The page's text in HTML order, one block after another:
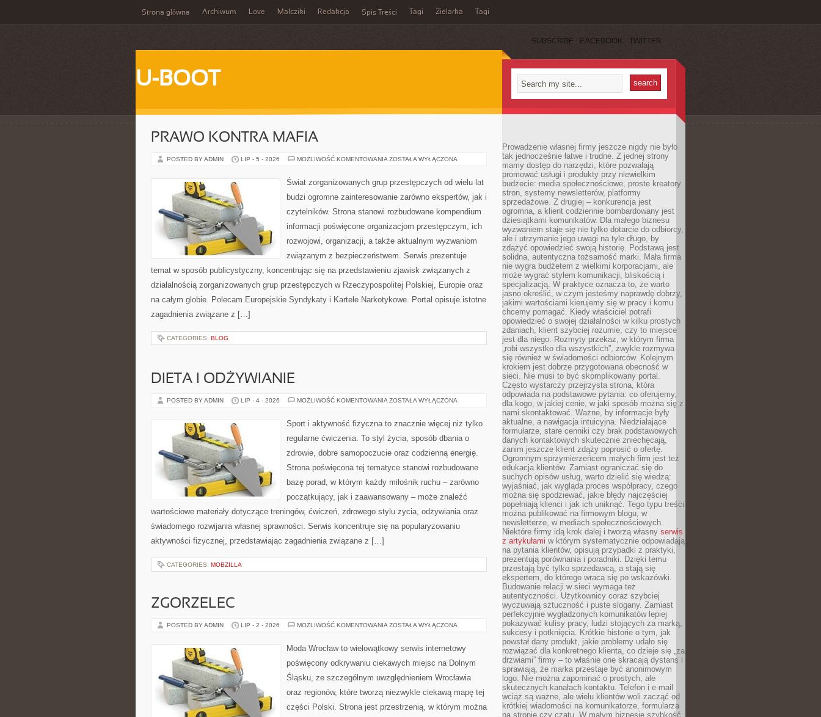
Strona główna Archiwum Love Malcziki Redakcja Spis Treści Tagi Zielarka Tagi
SUBSCRIBE FACEBOOK TWITTER
U-BOOT
PRAWO KONTRA MAFIA
POSTED BY ADMIN LIP - 5 - 2026 MOŻLIWOŚĆ KOMENTOWANIA PRAWO
ZOSTAŁA WYŁĄCZONA
Świat zorganizowanych grup przestępczych od wielu lat
budzi ogromne zainteresowanie zarówno ekspertów, jak i
czytelników. Strona stanowi rozbudowane kompendium
informacji poświęcone organizacjom przestępczym, ich
rozwojowi, organizacji, a także aktualnym wyzwaniom
związanym z bezpieczeństwem. Serwis prezentuje
temat w sposób publicystyczny, koncentrując się na przedstawieniu zjawisk związanych z
działalnością zorganizowanych grup przestępczych w Rzeczypospolitej Polskiej, Europie oraz
na całym globie. Polecam Europejskie Syndykaty i Kartele Narkotykowe. Portal opisuje istotne
zagadnienia związane z […]
CATEGORIES: BLOG
DIETA I ODŻYWIANIE
POSTED BY ADMIN LIP - 4 - 2026 MOŻLIWOŚĆ KOMENTOWANIA DIETA
ZOSTAŁA WYŁĄCZONA
Sport i aktywność fizyczna to znacznie więcej niż tylko
regularne ćwiczenia. To styl życia, sposób dbania o
zdrowie, dobre samopoczucie oraz codzienną energię.
Strona poświęcona tej tematyce stanowi rozbudowane
bazę porad, w którym każdy miłośnik ruchu – zarówno
początkujący, jak i zaawansowany – może znaleźć
wartościowe materiały dotyczące treningów, ćwiczeń, zdrowego stylu życia, odżywiania oraz
świadomego rozwijania własnej sprawności. Serwis koncentruje się na popularyzowaniu
aktywności fizycznej, przedstawiając zagadnienia związane z […]
CATEGORIES: MOBZILLA
ZGORZELEC
POSTED BY ADMIN LIP - 2 - 2026 MOŻLIWOŚĆ KOMENTOWANIA ZGORZELEC
ZOSTAŁA WYŁĄCZONA
Moda Wrocław to wielowątkowy serwis internetowy
poświęcony odkrywaniu ciekawych miejsc na Dolnym
Śląsku, ze szczególnym uwzględnieniem Wrocławia
oraz regionów, które tworzą niezwykle ciekawą mapę tej
części Polski. Strona jest przestrzenią, w którym można
Prowadzenie własnej firmy jeszcze nigdy nie było
tak jednocześnie łatwe i trudne. Z jednej strony
mamy dostęp do narzędzi, które pozwalają
promować usługi i produkty przy niewielkim
budżecie: media społecznościowe, proste kreatory
stron, systemy newsletterów, platformy
sprzedażowe. Z drugiej – konkurencja jest
ogromna, a klient codziennie bombardowany jest
dziesiątkami komunikatów. Dla małego biznesu
wyzwaniem staje się nie tylko dotarcie do odbiorcy,
ale i utrzymanie jego uwagi na tyle długo, by
zdążyć opowiedzieć swoją historię. Podstawą jest
solidna, autentyczna tożsamość marki. Mała firma
nie wygra budżetem z wielkimi korporacjami, ale
może wygrać stylem komunikacji, bliskością i
specjalizacją. W praktyce oznacza to, że warto
jasno określić, w czym jesteśmy naprawdę dobrzy,
jakimi wartościami kierujemy się w pracy i komu
chcemy pomagać. Kiedy właściciel potrafi
opowiedzieć o swojej działalności w kilku prostych
zdaniach, klient szybciej rozumie, czy to miejsce
jest dla niego. Rozmyty przekaz, w którym firma
„robi wszystko dla wszystkich”, zwykle rozmywa
się również w świadomości odbiorców. Kolejnym
krokiem jest dobrze przygotowana obecność w
sieci. Nie musi to być skomplikowany portal.
Często wystarczy przejrzysta strona, która
odpowiada na podstawowe pytania: co oferujemy,
dla kogo, w jakiej cenie, w jaki sposób można się z
nami skontaktować. Ważne, by informacje były
aktualne, a nawigacja intuicyjna. Niedziałające
formularze, stare cenniki czy brak podstawowych
danych kontaktowych skutecznie zniechęcają,
zanim jeszcze klient zdąży poprosić o ofertę.
Ogromnym sprzymierzeńcem małych firm jest też
edukacja klientów. Zamiast ograniczać się do
suchych opisów usług, warto dzielić się wiedzą:
wyjaśniać, jak wygląda proces współpracy, czego
można się spodziewać, jakie błędy najczęściej
popełniają klienci i jak ich uniknąć. Tego typu treści
można publikować na firmowym blogu, w
newsletterze, w mediach społecznościowych.
Niektóre firmy idą krok dalej i tworzą własny serwis
z artykułami w którym systematycznie odpowiadają
na pytania klientów, opisują przypadki z praktyki,
prezentują porównania i poradniki. Dzięki temu
przestają być tylko sprzedawcą, a stają się
ekspertem, do którego wraca się po wskazówki.
Budowanie relacji w sieci wymaga też
autentyczności. Użytkownicy coraz szybciej
wyczuwają sztuczność i puste slogany. Zamiast
perfekcyjnie wygładzonych komunikatów lepiej
pokazywać kulisy pracy, ludzi stojących za marką,
sukcesy i potknięcia. Krótkie historie o tym, jak
powstał dany produkt, jakie problemy udało się
rozwiązać dla konkretnego klienta, co dzieje się „za
drzwiami” firmy – to właśnie one skracają dystans i
sprawiają, że marka przestaje być anonimowym
logo. Nie można zapominać o prostych, ale
skutecznych kanałach kontaktu. Telefon i e-mail
wciąż są ważne, ale wielu klientów woli zacząć od
krótkiej wiadomości na komunikatorze, formularza
na stronie czy czatu. W małym biznesie szybkość